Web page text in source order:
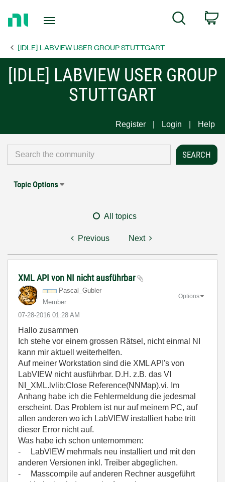
Page
Search
[IDLE] LABVIEW USER GROUP STUTTGART
[IDLE] LABVIEW USER GROUP
STUTTGART
Register Login Help
Topic Options
All topics
Previous Next
XML API von NI nicht ausführbar
Pascal_Gubler
Member
‎07-28-2016 01:28 AM
Options
Hallo zusammen
Ich stehe vor einem grossen Rätsel, nicht einmal NI
kann mir aktuell weiterhelfen.
Auf meiner Workstation sind die XML API's von
LabVIEW nicht ausführbar. D.H. z.B. das VI
NI_XML.lvlib:Close Reference(NNMap).vi. Im
Anhang habe ich die Fehlermeldung die jedesmal
erscheint. Das Problem ist nur auf meinem PC, auf
allen anderen wo ich LabVIEW installiert habe tritt
dieser Error nicht auf.
Was habe ich schon unternommen:
- LabVIEW mehrmals neu installiert und mit den
anderen Versionen inkl. Treiber abgeglichen.
- Masscompile auf anderen Rechner ausgeführt